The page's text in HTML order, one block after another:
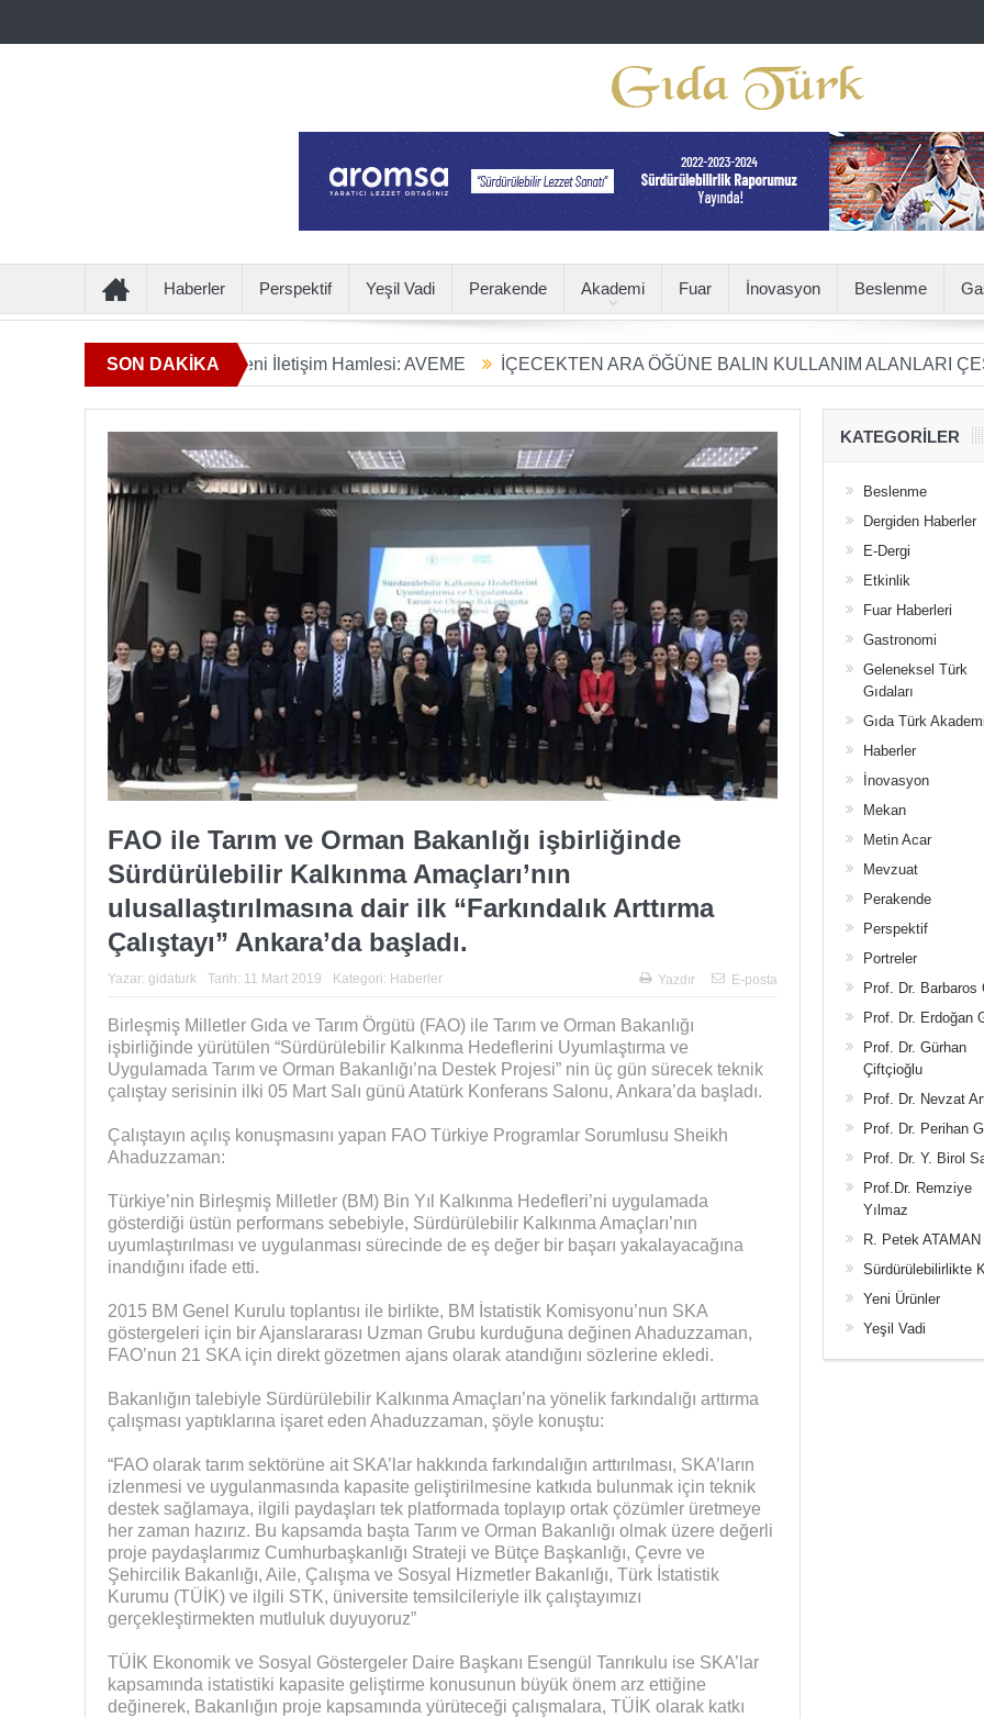
Haberler Perspektif Yeşil Vadi Perakende Akademi Fuar İnovasyon Beslenme
SON DAKİKA
Ötesine Geçen Yeni İletişim Hamlesi: AVEME İÇECEKTEN ARA ÖĞÜNE BALIN KULLANIM ALANLARI
FAO ile Tarım ve Orman Bakanlığı işbirliğinde
Sürdürülebilir Kalkınma Amaçları’nın
ulusallaştırılmasına dair ilk “Farkındalık Arttırma
Çalıştayı” Ankara’da başladı.
Yazar: gidaturk Tarih: 11 Mart 2019 Kategori: Haberler Yazdır E-posta
Birleşmiş Milletler Gıda ve Tarım Örgütü (FAO) ile Tarım ve Orman Bakanlığı
işbirliğinde yürütülen “Sürdürülebilir Kalkınma Hedeflerini Uyumlaştırma ve
Uygulamada Tarım ve Orman Bakanlığı’na Destek Projesi” nin üç gün sürecek teknik
çalıştay serisinin ilki 05 Mart Salı günü Atatürk Konferans Salonu, Ankara’da başladı.
Çalıştayın açılış konuşmasını yapan FAO Türkiye Programlar Sorumlusu Sheikh
Ahaduzzaman:
Türkiye’nin Birleşmiş Milletler (BM) Bin Yıl Kalkınma Hedefleri’ni uygulamada
gösterdiği üstün performans sebebiyle, Sürdürülebilir Kalkınma Amaçları’nın
uyumlaştırılması ve uygulanması sürecinde de eş değer bir başarı yakalayacağına
inandığını ifade etti.
2015 BM Genel Kurulu toplantısı ile birlikte, BM İstatistik Komisyonu’nun SKA
göstergeleri için bir Ajanslararası Uzman Grubu kurduğuna değinen Ahaduzzaman,
FAO’nun 21 SKA için direkt gözetmen ajans olarak atandığını sözlerine ekledi.
Bakanlığın talebiyle Sürdürülebilir Kalkınma Amaçları’na yönelik farkındalığı arttırma
çalışması yaptıklarına işaret eden Ahaduzzaman, şöyle konuştu:
“FAO olarak tarım sektörüne ait SKA’lar hakkında farkındalığın arttırılması, SKA’ların
izlenmesi ve uygulanmasında kapasite geliştirilmesine katkıda bulunmak için teknik
destek sağlamaya, ilgili paydaşları tek platformada toplayıp ortak çözümler üretmeye
her zaman hazırız. Bu kapsamda başta Tarım ve Orman Bakanlığı olmak üzere değerli
proje paydaşlarımız Cumhurbaşkanlığı Strateji ve Bütçe Başkanlığı, Çevre ve
Şehircilik Bakanlığı, Aile, Çalışma ve Sosyal Hizmetler Bakanlığı, Türk İstatistik
Kurumu (TÜİK) ve ilgili STK, üniversite temsilcileriyle ilk çalıştayımızı
gerçekleştirmekten mutluluk duyuyoruz”
TÜİK Ekonomik ve Sosyal Göstergeler Daire Başkanı Esengül Tanrıkulu ise SKA’lar
kapsamında istatistiki kapasite geliştirme konusunun büyük önem arz ettiğine
değinerek, Bakanlığın proje kapsamında yürüteceği çalışmalara, TÜİK olarak katkı
KATEGORILER
Beslenme
Dergiden Haberler
E-Dergi
Etkinlik
Fuar Haberleri
Gastronomi
Geleneksel Türk
Gıdaları
Gıda Türk Akademi
Haberler
İnovasyon
Mekan
Metin Acar
Mevzuat
Perakende
Perspektif
Portreler
Prof. Dr. Barbaros
Prof. Dr. Erdoğan
Prof. Dr. Gürhan
Çiftçioğlu
Prof. Dr. Nevzat
Prof. Dr. Perihan
Prof. Dr. Y. Birol
Prof.Dr. Remziye
Yılmaz
R. Petek ATAMAN
Sürdürülebilirlikte
Yeni Ürünler
Yeşil Vadi